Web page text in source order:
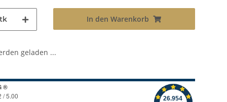
In den Warenkorb
geladen ...